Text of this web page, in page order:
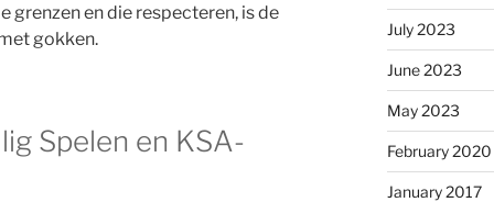
grenzen en die respecteren, is de
gokken.
Spelen en KSA-
July 2023
June 2023
May 2023
February 2020
January 2017